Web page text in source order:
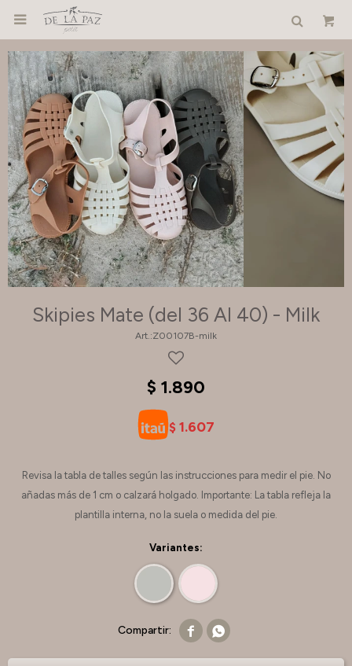

Skipies Mate (del 36 Al 40) - Milk
Z00107B-milk
$ 1.890
$ 1.607
Revisa la tabla de talles según las instrucciones para medir el pie. No
añadas más de 1 cm o calzará holgado. Importante: La tabla refleja la
plantilla interna, no la suela o medida del pie.
Variantes:
 